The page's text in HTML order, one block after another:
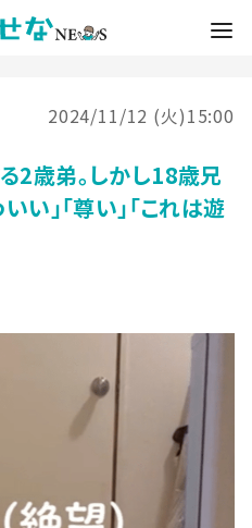
2024/11/12 (火)15:00
2歳弟。しかし18歳兄
い」「尊い」「これは遊